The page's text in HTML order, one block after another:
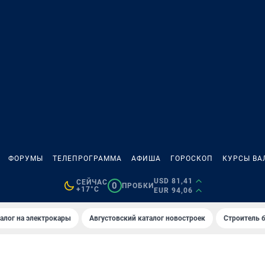
ФОРУМЫ ТЕЛЕПРОГРАММА АФИША ГОРОСКОП КУРСЫ
СЕЙЧАС
+17°C
0 ПРОБКИ
USD 81,41
EUR 94,06
на электрокары Августовский каталог новостроек Строитель